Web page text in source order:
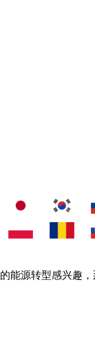
能源转型感兴趣